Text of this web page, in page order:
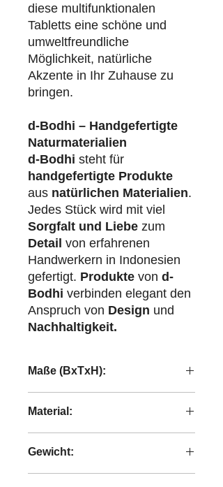
diese multifunktionalen
Tabletts eine schöne und
umweltfreundliche
Möglichkeit, natürliche
Akzente in Ihr Zuhause zu
bringen.
d-Bodhi – Handgefertigte
Naturmaterialien
d-Bodhi steht für
handgefertigte Produkte
aus natürlichen Materialien.
Jedes Stück wird mit viel
Sorgfalt und Liebe zum
Detail von erfahrenen
Handwerkern in Indonesien
gefertigt. Produkte von d-
Bodhi verbinden elegant den
Anspruch von Design und
Nachhaltigkeit.
Maße (BxTxH):
Material:
Gewicht: